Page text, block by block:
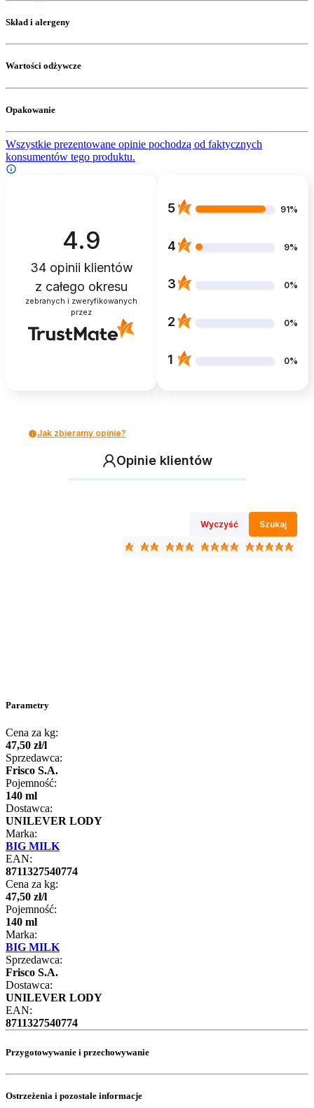
Skład i alergeny
Wartości odżywcze
Opakowanie
Wszystkie prezentowane opinie pochodzą od faktycznych
konsumentów tego produktu.
4.9
34opinii klientów
z całego okresu
zebranych i zweryfikowanych
przez
5 91%
4 9%
3 0%
2 0%
1 0%
Jak zbieramy opinie?
Opinie klientów
Wyczyść Szukaj
Parametry
Cena za kg:
47,50 zł/l
Sprzedawca:
Frisco S.A.
Pojemność:
140 ml
Dostawca:
UNILEVER LODY
Marka:
BIG MILK
EAN:
8711327540774
Cena za kg:
47,50 zł/l
Pojemność:
140 ml
Marka:
BIG MILK
Sprzedawca:
Frisco S.A.
Dostawca:
UNILEVER LODY
EAN:
8711327540774
Przygotowywanie i przechowywanie
Ostrzeżenia i pozostałe informacje